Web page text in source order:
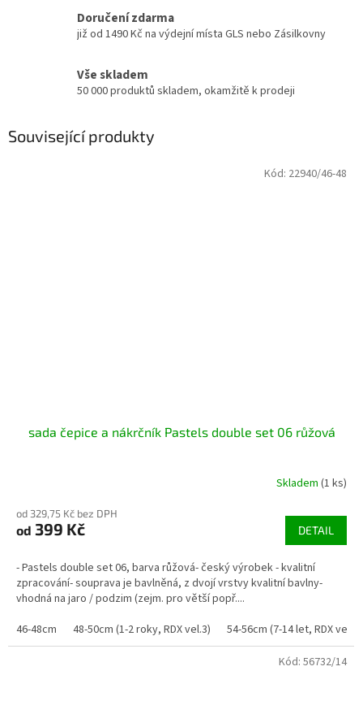
Doručení zdarma
již od 1490 Kč na výdejní místa GLS nebo Zásilkovny
Vše skladem
50 000 produktů skladem, okamžitě k prodeji
Související produkty
sada čepice a nákrčník Pastels double set 06 růžová
Skladem (1 ks)
od 329,75 Kč bez DPH
od 399 Kč DETAIL
- Pastels double set 06, barva růžová- český výrobek - kvalitní
zpracování- souprava je bavlněná, z dvojí vrstvy kvalitní bavlny-
vhodná na jaro / podzim (zejm. pro větší popř....
46-48cm
48-50cm (1-2 roky, RDX vel.3) 54-56cm (7-14 let, RDX vel. 6)
Kód: 22940/46-48
Kód: 56732/14